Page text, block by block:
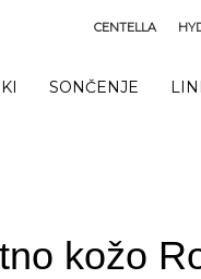
CENTELLA
SONČENJE
kožo